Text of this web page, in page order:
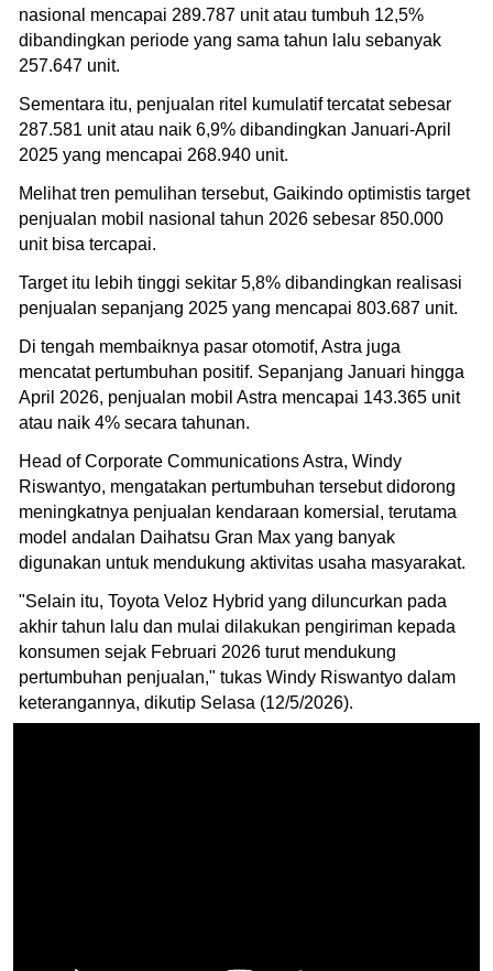
nasional mencapai 289.787 unit atau tumbuh 12,5%
dibandingkan periode yang sama tahun lalu sebanyak
257.647 unit.
Sementara itu, penjualan ritel kumulatif tercatat sebesar
287.581 unit atau naik 6,9% dibandingkan Januari-April
2025 yang mencapai 268.940 unit.
Melihat tren pemulihan tersebut, Gaikindo optimistis target
penjualan mobil nasional tahun 2026 sebesar 850.000
unit bisa tercapai.
Target itu lebih tinggi sekitar 5,8% dibandingkan realisasi
penjualan sepanjang 2025 yang mencapai 803.687 unit.
Di tengah membaiknya pasar otomotif, Astra juga
mencatat pertumbuhan positif. Sepanjang Januari hingga
April 2026, penjualan mobil Astra mencapai 143.365 unit
atau naik 4% secara tahunan.
Head of Corporate Communications Astra, Windy
Riswantyo, mengatakan pertumbuhan tersebut didorong
meningkatnya penjualan kendaraan komersial, terutama
model andalan Daihatsu Gran Max yang banyak
digunakan untuk mendukung aktivitas usaha masyarakat.
"Selain itu, Toyota Veloz Hybrid yang diluncurkan pada
akhir tahun lalu dan mulai dilakukan pengiriman kepada
konsumen sejak Februari 2026 turut mendukung
pertumbuhan penjualan," tukas Windy Riswantyo dalam
keterangannya, dikutip Selasa (12/5/2026).